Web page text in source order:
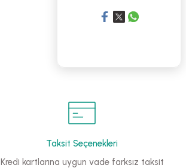
Taksit Seçenekleri
Kredi kartlarına uygun vade farksız taksit